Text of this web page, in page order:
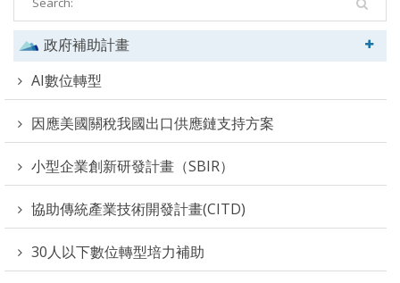
政府補助計畫
AI數位轉型
因應美國關稅我國出口供應鏈支持方案
小型企業創新研發計畫（SBIR）
協助傳統產業技術開發計畫(CITD)
30人以下數位轉型培力補助